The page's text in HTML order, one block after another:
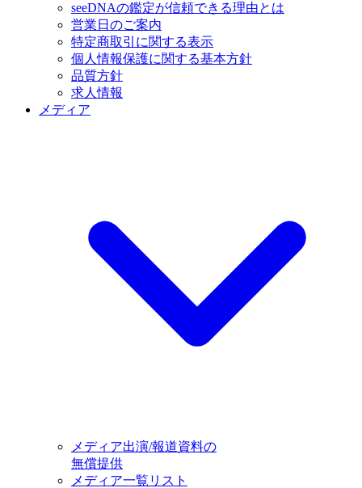
seeDNAの鑑定が信頼できる理由とは
営業日のご案内
特定商取引に関する表示
個人情報保護に関する基本方針
品質方針
求人情報
メディア
メディア出演/報道資料の
無償提供
メディア一覧リスト